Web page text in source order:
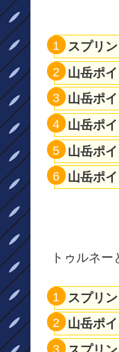
スプリ
山岳ポ
山岳ポ
山岳ポ
山岳ポ
山岳ポ
トゥルネ
スプリ
山岳ポ